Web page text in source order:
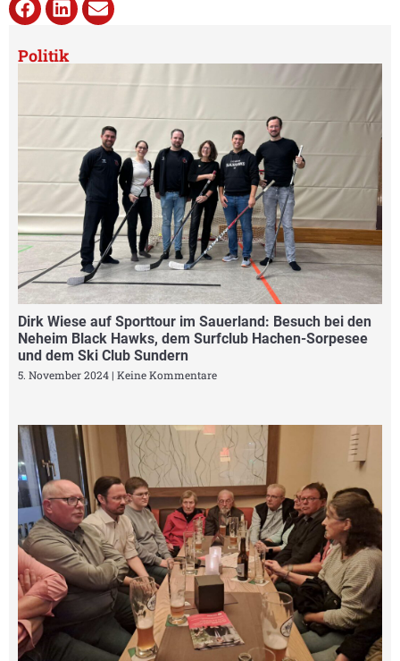
Politik
Dirk Wiese auf Sporttour im Sauerland: Besuch bei den
Neheim Black Hawks, dem Surfclub Hachen-Sorpesee
und dem Ski Club Sundern
5. November 2024 Keine Kommentare